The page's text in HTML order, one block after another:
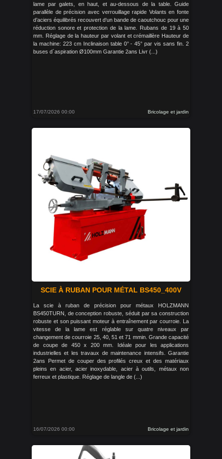
lame par galets, en haut, et au-dessous de la table. Guide
parallèle de précision avec verrouillage rapide Volants en fonte
d’aciers équilibrés recouvert d‘un bande de caoutchouc pour une
réduction sonore et protection de la lame. Rubans de 19 à 50
mm. Réglage de la hauteur par volant et crémaillère Hauteur de
la machine: 223 cm Inclinaison table 0° - 45° par vis sans fin. 2
buses d´aspiration Ø100mm Garantie 2ans Livr (...)
17/07/2026 00:00 Bricolage et jardin
SCIE À RUBAN POUR MÉTAL BS450_400V
La scie à ruban de précision pour métaux HOLZMANN
BS450TURN, de conception robuste, séduit par sa construction
robuste et son puissant moteur à entraînement par courroie. La
vitesse de la lame est réglable sur quatre niveaux par
changement de courroie 25, 40, 51 et 71 mmin. Grande capacité
de coupe de 450 x 200 mm. Idéale pour les applications
industrielles et les travaux de maintenance intensifs. Garantie
2ans Permet de couper des profilés creux et des matériaux
pleins en acier, acier inoxydable, acier à outils, métaux non
ferreux et plastique. Réglage de langle de (...)
16/07/2026 00:00 Bricolage et jardin